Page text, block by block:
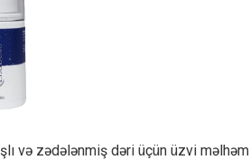
və zədələnmiş dəri üçün üzvi məlhəm